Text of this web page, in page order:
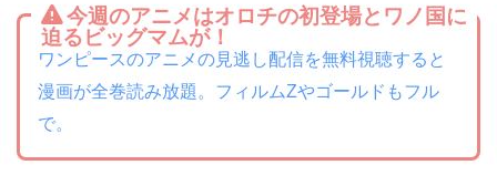
今週のアニメはオロチの初登場とワノ国に
迫るビッグマムが！
ワンピースのアニメの見逃し配信を無料視聴すると
漫画が全巻読み放題。フィルムZやゴールドもフル
で。